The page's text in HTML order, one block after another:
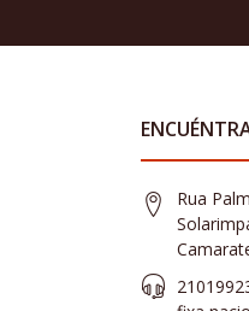
Rua